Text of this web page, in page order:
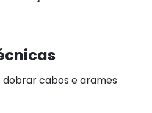
cabos e arames